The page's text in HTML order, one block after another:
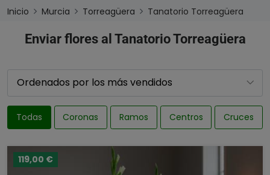
Inicio Murcia Torreagüera Tanatorio Torreagüera
Enviar flores al Tanatorio Torreagüera
Todas Coronas Ramos Centros Cruces
119,00 €